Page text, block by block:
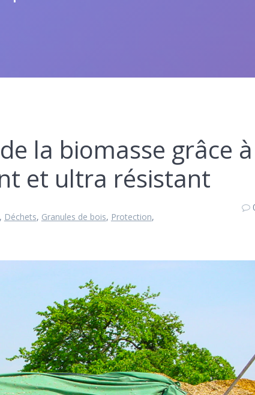
la biomasse grâce à
et ultra résistant
, Déchets, Granules de bois, Protection,